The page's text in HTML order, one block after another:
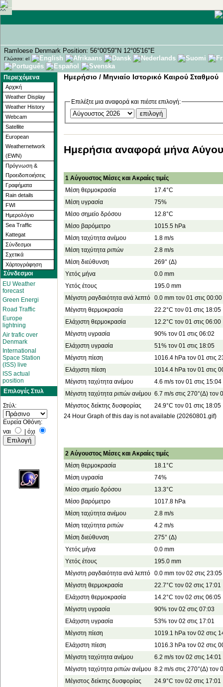
Ramloese Denmark Position: 56°00'59"N 12°05'16"E
Γλώσσα: el
Περιεχόμενα
Αρχική
Weather Display
Weather History
Webcam
Satellite
European
Weathernetwork
(EWN)
Πρόγνωση &
Προειδοποιήσεις
Γραφήματα
Rain details
FWI
Ημερολόγιο
Sea Traffic
Kattegat
Σύνδεσμοι
Σχετικά
Χάρτoγράφηση
Σύνδεσμοι
EU Weather
forecast
Green Energi
Road Traffic
Europe
lightning
Air trafic over
Denmark
International
Space Station
(ISS) live
ISS actual
position
Επιλογές Στυλ
Στύλ:
Ευρεία Οθόνη:
ναι
όχι
Ημερήσιο / Μηνιαίο Ιστορικό Καιρού Σταθμού
Επιλέξτε μια αναφορά και πιέστε επιλογή:
Ημερήσια αναφορά μήνα
1 Αύγουστος Μέσες και Ακραίες τιμές
Μέση θερμοκρασία
17.4°C
Μέση υγρασία
75%
Μέσο σημείο δρόσου
12.8°C
Μέσο βαρόμετρο
1015.5 hPa
Μέση ταχύτητα ανέμου
1.8 m/s
Μέση ταχύτητα ριπών
2.8 m/s
Μέση διεύθυνση
269° (Δ)
Υετός μήνα
0.0 mm
Υετός έτους
195.0 mm
Μέγιστη ραγδαιότητα ανά λεπτό 0.0 mm τον 01 στις 00:00
Μέγιστη θερμοκρασία
22.2°C τον 01 στις 18:05
Ελάχιστη θερμοκρασία
12.2°C τον 01 στις 06:00
Μέγιστη υγρασία
90% τον 01 στις 06:02
Ελάχιστη υγρασία
51% τον 01 στις 18:05
Μέγιστη πίεση
1016.4 hPa τον 01 στις
Ελάχιστη πίεση
1014.4 hPa τον 01 στις
Μέγιστη ταχύτητα ανέμου
4.6 m/s τον 01 στις 15:04
Μέγιστη ταχύτητα ριπών ανέμου 6.7 m/s στις 270°(Δ) τον
Μέγιστος δείκτης δυσφορίας
24.9°C τον 01 στις 18:05
24 Hour Graph of this day is not available (20260801.gif)
2 Αύγουστος Μέσες και Ακραίες τιμές
Μέση θερμοκρασία
18.1°C
Μέση υγρασία
74%
Μέσο σημείο δρόσου
13.3°C
Μέσο βαρόμετρο
1017.8 hPa
Μέση ταχύτητα ανέμου
2.8 m/s
Μέση ταχύτητα ριπών
4.2 m/s
Μέση διεύθυνση
275° (Δ)
Υετός μήνα
0.0 mm
Υετός έτους
195.0 mm
Μέγιστη ραγδαιότητα ανά λεπτό 0.0 mm τον 02 στις 23:05
Μέγιστη θερμοκρασία
22.7°C τον 02 στις 17:01
Ελάχιστη θερμοκρασία
14.2°C τον 02 στις 06:05
Μέγιστη υγρασία
90% τον 02 στις 07:03
Ελάχιστη υγρασία
53% τον 02 στις 17:01
Μέγιστη πίεση
1019.1 hPa τον 02 στις
Ελάχιστη πίεση
1016.3 hPa τον 02 στις
Μέγιστη ταχύτητα ανέμου
6.2 m/s τον 02 στις 14:01
Μέγιστη ταχύτητα ριπών ανέμου 8.2 m/s στις 270°(Δ) τον
Μέγιστος δείκτης δυσφορίας
24.9°C τον 02 στις 17:01